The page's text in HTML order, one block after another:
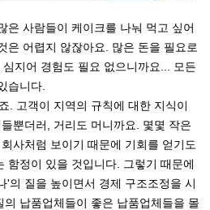
은 사람들이 케이크를 나눠 먹고 싶어
은 어렵지 않잖아요. 많은 돈을 필요로
지어 경험도 필요 없으니까요... 모든
습니다.
. 고객이 지역의 규칙에 대한 지식이
뿐더러, 거리도 머니까요. 몇몇 작은
사처럼 보이기 때문에 기회를 얻기도
함정이 있을 것입니다. 그렇기 때문에
'의 질을 높이면서 경제 구조조정을 시
납품업체들이 좋은 납품업체들을 몰